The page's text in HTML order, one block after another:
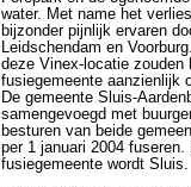
water. Met name het
bijzonder pijnlijk ervaren
Leidschendam en
deze Vinex-locatie zouden
fusiegemeente aanzienlijk
De gemeente Sluis-
samengevoegd met
besturen van beide
per 1 januari 2004
fusiegemeente wordt Sluis.